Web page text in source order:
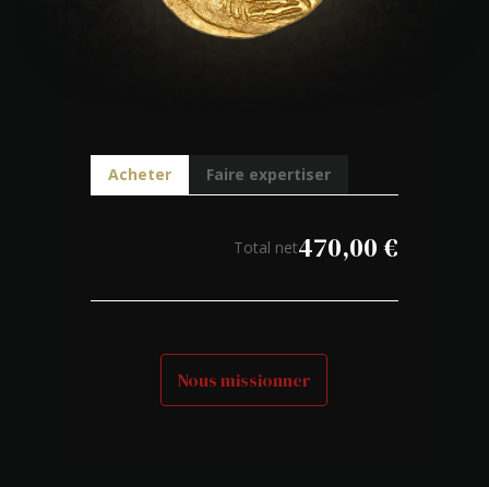
Acheter Faire expertiser
Total net470,00€
Nous missionner